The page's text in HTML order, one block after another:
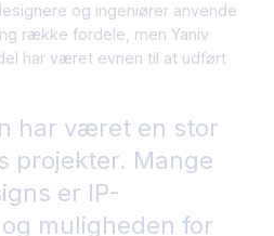
og ingeniører anvende
række fordele, men Yaniv
har været evnen til at udført
har været en stor
projekter. Mange
er IP-
muligheden for